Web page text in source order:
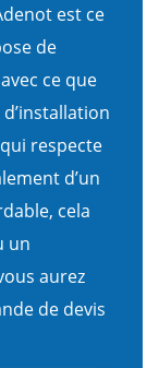
est ce
de
ce que
respecte
d’un
cela
un
aurez
de devis